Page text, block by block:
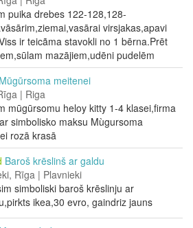
puika drebes 122-128,128-
virsjakas,apavi
ir teicãma stavokli no 1 bērna.Prēt
mazājiem,udēni pudelēm
Mūgūrsoma meitenei
| Riga
mūgūrsomu heloy kitty 1-4 klasei,firma
simbolisko maksu Mùgursoma
rozā krasā
Baroš krēslinš ar galdu
Rīga | Plavnieki
simboliski baroš krēslinju ar
ikea,30 evro, gaindriz jauns